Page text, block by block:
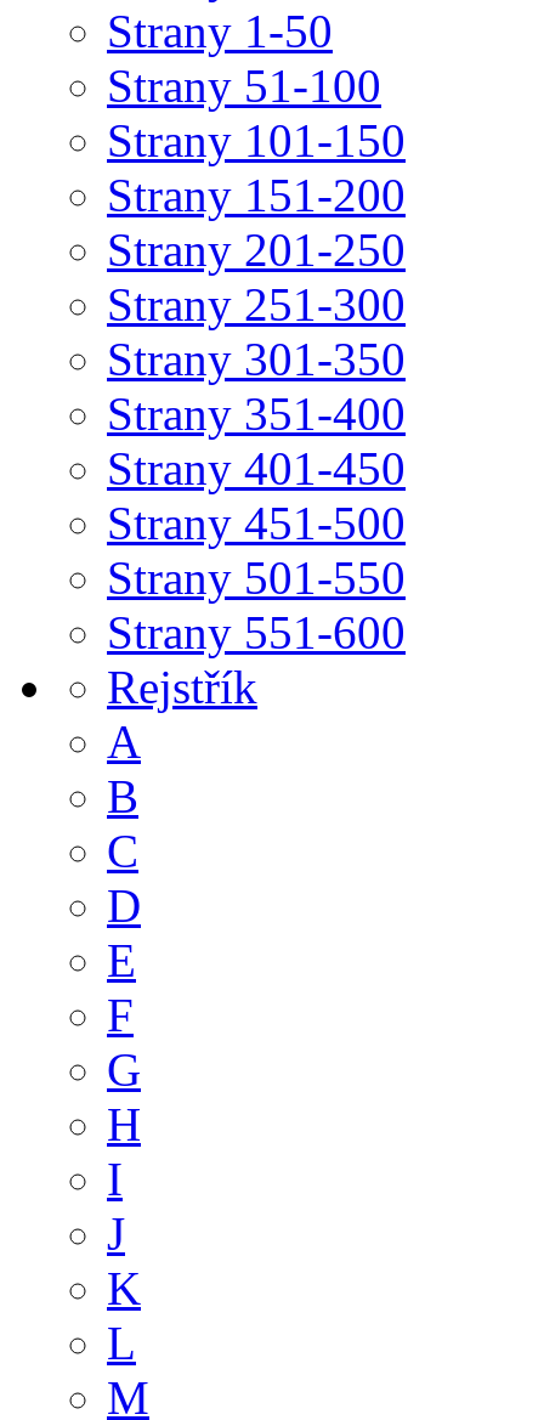
Strany 1-50
Strany 51-100
Strany 101-150
Strany 151-200
Strany 201-250
Strany 251-300
Strany 301-350
Strany 351-400
Strany 401-450
Strany 451-500
Strany 501-550
Strany 551-600
Rejstřík
A
B
C
D
E
F
G
H
I
J
K
L
M